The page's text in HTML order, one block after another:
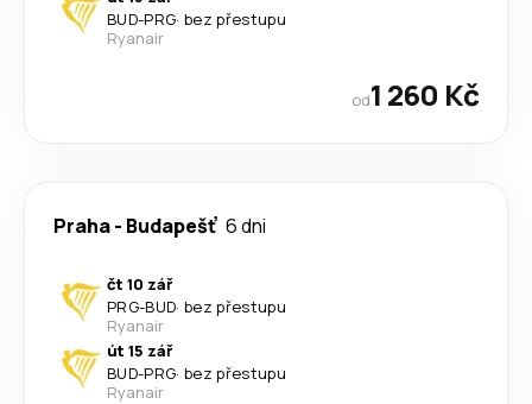
BUD-PRG· bez přestupu
Ryanair
od1 260 Kč
Praha- Budapešť 6 dni
čt 10 zář
PRG-BUD· bez přestupu
Ryanair
út 15 zář
BUD-PRG· bez přestupu
Ryanair